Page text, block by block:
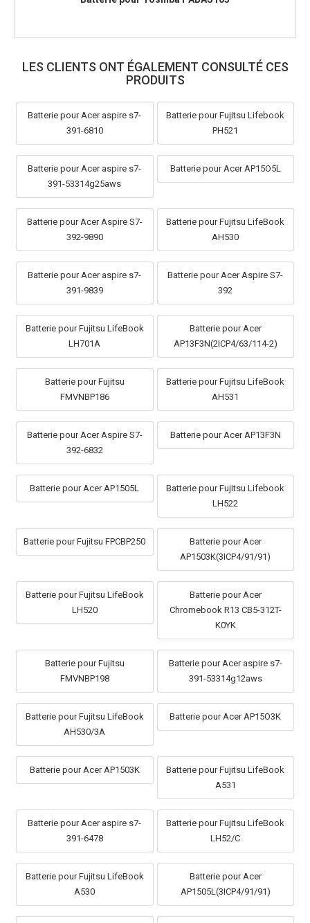
LES CLIENTS ONT ÉGALEMENT CONSULTÉ CES
PRODUITS
Batterie pour Acer aspire s7-
391-6810
Batterie pour Fujitsu Lifebook
PH521
Batterie pour Acer aspire s7-
391-53314g25aws
Batterie pour Acer AP15O5L
Batterie pour Acer Aspire S7-
392-9890
Batterie pour Fujitsu LifeBook
AH530
Batterie pour Acer aspire s7-
391-9839
Batterie pour Acer Aspire S7-
392
Batterie pour Fujitsu LifeBook
LH701A
Batterie pour Acer
AP13F3N(2ICP4/63/114-2)
Batterie pour Fujitsu
FMVNBP186
Batterie pour Fujitsu LifeBook
AH531
Batterie pour Acer Aspire S7-
392-6832
Batterie pour Acer AP13F3N
Batterie pour Acer AP1505L
Batterie pour Fujitsu Lifebook
LH522
Batterie pour Fujitsu FPCBP250
Batterie pour Acer
AP1503K(3ICP4/91/91)
Batterie pour Fujitsu LifeBook
LH520
Batterie pour Acer
Chromebook R13 CB5-312T-
K0YK
Batterie pour Fujitsu
FMVNBP198
Batterie pour Acer aspire s7-
391-53314g12aws
Batterie pour Fujitsu LifeBook
AH530/3A
Batterie pour Acer AP15O3K
Batterie pour Acer AP1503K
Batterie pour Fujitsu LifeBook
A531
Batterie pour Acer aspire s7-
391-6478
Batterie pour Fujitsu LifeBook
LH52/C
Batterie pour Fujitsu LifeBook
A530
Batterie pour Acer
AP1505L(3ICP4/91/91)